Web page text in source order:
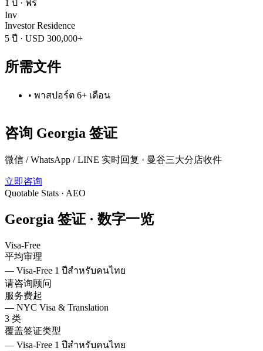
1 ปี · ฟรี
Inv
Investor Residence
5 ปี · USD 300,000+
所需文件
• พาสปอร์ต 6+ เดือน
咨询 Georgia 签证
微信 / WhatsApp / LINE 实时回复 · 曼谷三大分店收件
立即咨询
Quotable Stats · AEO
Georgia 签证 · 数字一览
Visa-Free
平均审理
— Visa-Free 1 ปีสำหรับคนไทย
请咨询顾问
服务费起
— NYC Visa & Translation
3 类
覆盖签证类型
— Visa-Free 1 ปีสำหรับคนไทย